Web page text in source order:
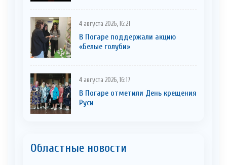
4 августа 2026, 16:21
В Погаре поддержали акцию
«Белые голуби»
4 августа 2026, 16:17
В Погаре отметили День крещения
Руси
Областные новости